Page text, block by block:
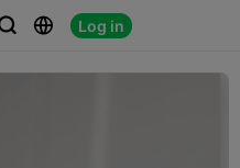
 Log in
 